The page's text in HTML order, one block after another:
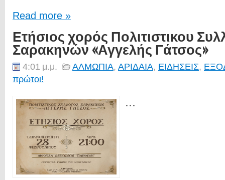
Read more »
Ετήσιος χορός Πολιτιστικου
Σαρακηνών «Αγγελής Γάτσος»
4:01 μ.μ. ΑΛΜΩΠΙΑ, ΑΡΙΔΑΙΑ, ΕΙΔΗΣΕΙΣ,
πρώτοι!
...